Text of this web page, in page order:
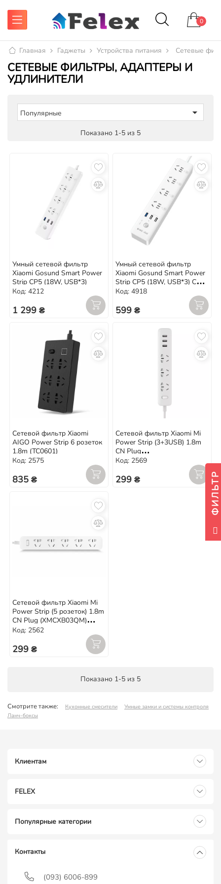
0
Главная Гаджеты Устройства питания Сетевые
СЕТЕВЫЕ ФИЛЬТРЫ, АДАПТЕРЫ И
УДЛИНИТЕЛИ
Популярные 
Показано 1-5 из 5
Умный сетевой фильтр
Xiaomi Gosund Smart Power
Strip CP5 (18W, USB*3)
Код: 4212
1 299 ₴
Умный сетевой фильтр
Xiaomi Gosund Smart Power
Strip CP5 (18W, USB*3) CN
plug
Код: 4918
599 ₴
Сетевой фильтр Xiaomi
AIGO Power Strip 6 розеток
1.8m (TC0601)
Код: 2575
835 ₴
Сетевой фильтр Xiaomi Mi
Power Strip (3+3USB) 1.8m
CN Plug
(XMCXB01QM/NRB4027CN)
Код: 2569
299 ₴
Сетевой фильтр Xiaomi Mi
Power Strip (5 розеток) 1.8m
CN Plug (XMCXB03QM)
White
Код: 2562
299 ₴
Показано 1-5 из 5
Смотрите также: Кухонные смесители
Умные замки и системы контроля
Ланч-боксы
Клиентам
FELEX
Популярные категории
Контакты
(093) 6006-899
ФИЛЬТР